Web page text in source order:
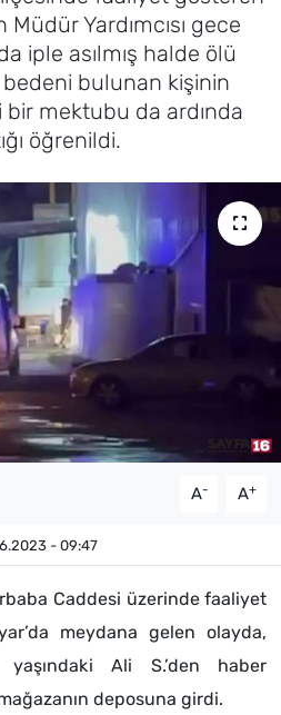
Müdür Yardımcısı gece
iple asılmış halde ölü
bedeni bulunan kişinin
bir mektubu da ardında
öğrenildi.
A- A+
- 09:47
Caddesi üzerinde faaliyet
meydana gelen olayda,
yaşındaki Ali S.’den haber
deposuna girdi.